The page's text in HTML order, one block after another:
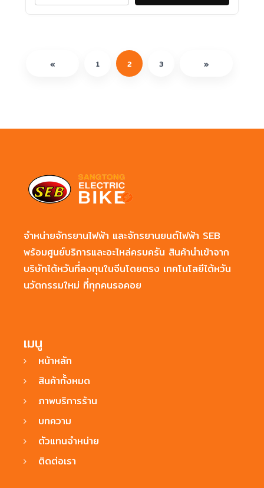
« 1 2 3 »
จำหน่ายจักรยานไฟฟ้า และจักรยานยนต์ไฟฟ้า SEB
พร้อมศูนย์บริการและอะไหล่ครบครัน สินค้านำเข้าจาก
บริษัทไต้หวันที่ลงทุนในจีนโดยตรง เทคโนโลยีไต้หวัน
นวัตกรรมใหม่ ที่ทุกคนรอคอย
เมนู
หน้าหลัก
สินค้าทั้งหมด
ภาพบริการร้าน
บทความ
ตัวแทนจำหน่าย
ติดต่อเรา